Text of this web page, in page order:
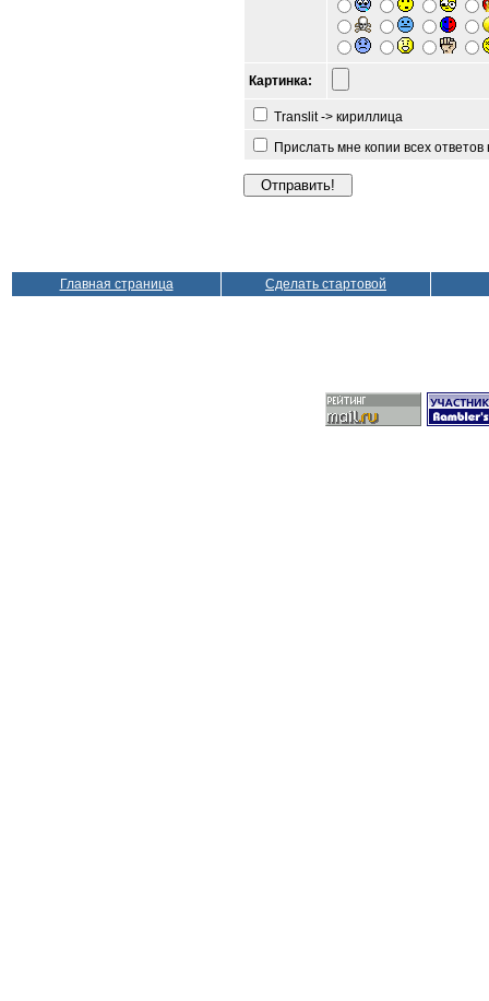
Картинка:
Translit -> кириллица
Прислать мне копии всех
Главная страница Сделать стартовой